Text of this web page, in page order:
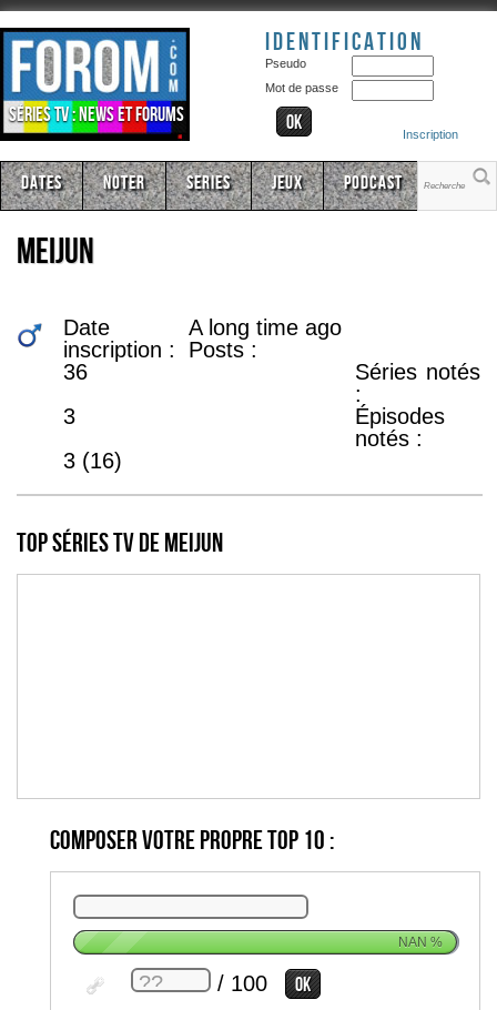
Séries TV : news et forums
Identification
Pseudo
Mot de passe
Inscription
Dates Noter Series Jeux Podcast
meijun
Date
inscription :
A long time ago
Posts :
36
Séries notés
:
3
Épisodes
notés :
3 (16)
Top Séries TV de meijun
Composer votre propre top 10 :
NAN%
/ 100